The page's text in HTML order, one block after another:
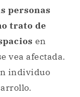
personas
trato de
en
vea afectada.
individuo